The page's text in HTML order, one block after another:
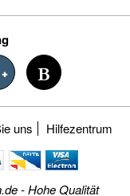
uns Hilfezentrum
- Hohe Qualität